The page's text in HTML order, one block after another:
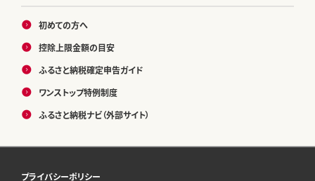
初めての方へ
控除上限金額の目安
ふるさと納税確定申告ガイド
ワンストップ特例制度
ふるさと納税ナビ（外部サイト）
プライバシーポリシー